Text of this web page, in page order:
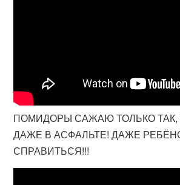
ПОМИДОРЫ САЖАЮ ТОЛЬКО ТАК,
ДАЖЕ В АСФАЛЬТЕ! ДАЖЕ
СПРАВИТЬСЯ!!!